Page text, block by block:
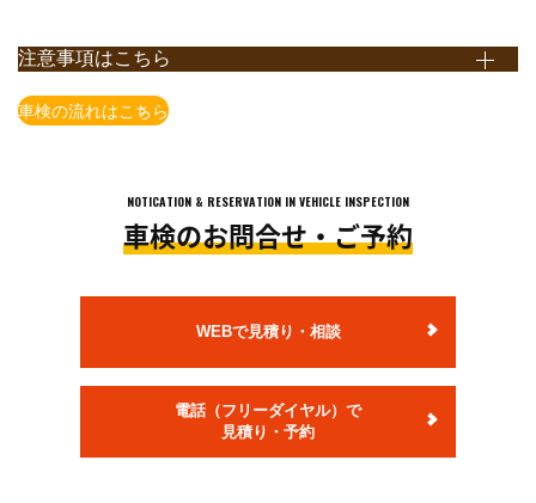
注意事項はこちら
※上記価格は国産車かつ当店での価格となります。店舗により価格
ない場合がございますので予めご了承ください。
※上記価格は追加整備等が発生しない場合の価格となります。
頂いた上で、ご案内いたします。
※法定費用は非課税です。
※自賠責保険料金は、軽自動車・乗用車24ヶ月、小型貨物車12ヶ
※部品交換が必要な場合、部品代・交換料金が別途発生します。
車検の流れはこちら
NOTICATION & RESERVATION IN VEHICLE INSPECTION
車検のお問合せ・ご予約
WEBで見積り・相談
電話（フリーダイヤル）で
見積り・予約